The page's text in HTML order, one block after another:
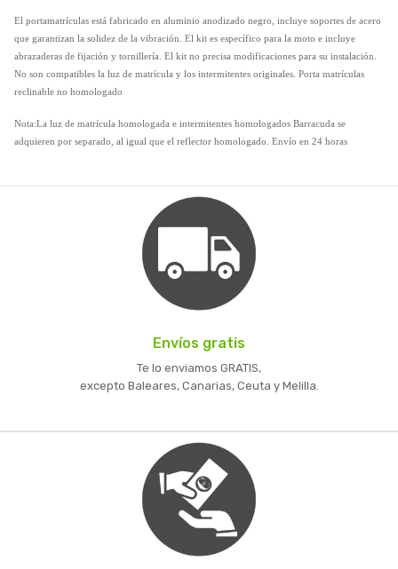
El portamatrículas está fabricado en aluminio anodizado negro, incluye soportes de acero
que garantizan la solidez de la vibración. El kit es específico para la moto e incluye
abrazaderas de fijación y tornillería. El kit no precisa modificaciones para su instalación.
No son compatibles la luz de matrícula y los intermitentes originales. Porta matrículas
reclinable no homologado
Nota:La luz de matrícula homologada e intermitentes homologados Barracuda se
adquieren por separado, al igual que el reflector homologado. Envío en 24 horas
Envíos gratis
Te lo enviamos GRATIS,
excepto Baleares, Canarias, Ceuta y Melilla.